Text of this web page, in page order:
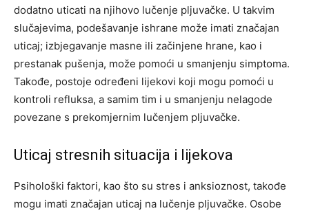
dodatno uticati na njihovo lučenje pljuvačke. U takvim
slučajevima, podešavanje ishrane može imati značajan
uticaj; izbjegavanje masne ili začinjene hrane, kao i
prestanak pušenja, može pomoći u smanjenju simptoma.
Takođe, postoje određeni lijekovi koji mogu pomoći u
kontroli refluksa, a samim tim i u smanjenju nelagode
povezane s prekomjernim lučenjem pljuvačke.
Uticaj stresnih situacija i lijekova
Psihološki faktori, kao što su stres i anksioznost, takođe
mogu imati značajan uticaj na lučenje pljuvačke. Osobe